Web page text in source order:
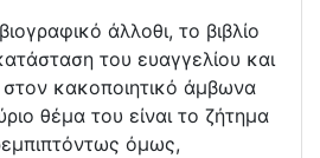
άλλοθι, το βιβλίο
του ευαγγελίου και
στον κακοποιητικό άμβωνα
θέμα του είναι το ζήτημα
όμως,